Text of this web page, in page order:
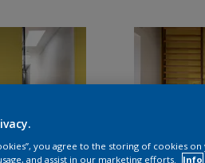
you agree to the storing of cookies
and assist in our marketing efforts.
Info